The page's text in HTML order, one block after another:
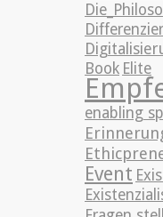
Book Elite
enabling
Event